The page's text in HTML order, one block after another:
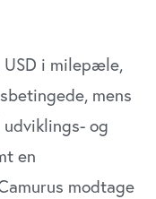
i milepæle,
mens
og
en
modtage